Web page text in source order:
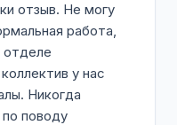
отзыв. Не могу
работа,
отделе
у нас
Никогда
поводу